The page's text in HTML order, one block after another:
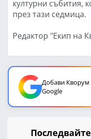
културни събития,
през тази седмица.
Редактор "Екип на
Добави Кворум
Google